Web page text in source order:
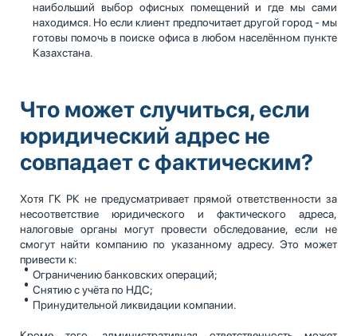
наибольший выбор офисных помещений и где мы сами
находимся. Но если клиент предпочитает другой город - мы
готовы помочь в поиске офиса в любом населённом пункте
Казахстана.
Что может случиться, если
юридический адрес не
совпадает с фактическим?
Хотя ГК РК не предусматривает прямой ответственности за
несоответствие юридического и фактического адреса,
налоговые органы могут провести обследование, если не
смогут найти компанию по указанному адресу. Это может
привести к:
Ограничению банковских операций;
Снятию с учёта по НДС;
Принудительной ликвидации компании.